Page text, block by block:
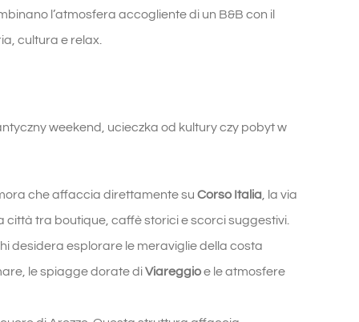
l’atmosfera accogliente di un B&B con il
cultura e relax.
weekend, ucieczka od kultury czy pobyt w
che affaccia direttamente su Corso Italia , la via
città tra boutique, caffè storici e scorci suggestivi.
desidera esplorare le meraviglie della costa
le spiagge dorate diViareggioe le atmosfere